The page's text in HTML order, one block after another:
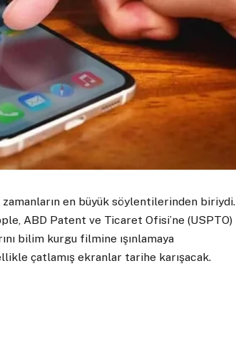
zamanların en büyük söylentilerinden biriydi.
ABD Patent ve Ticaret Ofisi’ne (USPTO)
bilim kurgu filmine ışınlamaya
çatlamış ekranlar tarihe karışacak.